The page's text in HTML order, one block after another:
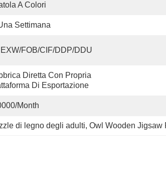
A Colori
Settimana
EXW/FOB/CIF/DDP/DDU
Diretta Con Propria
Di Esportazione
month
di legno degli adulti, Owl Wooden Jigsaw